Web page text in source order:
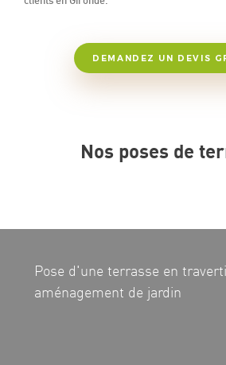
DEMANDEZ UN DEVIS
Nos poses de
Pose d'une terrasse en
aménagement de jardin